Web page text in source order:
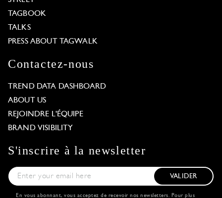
TAGBOOK
TALKS
PRESS ABOUT TAGWALK
Contactez-nous
TREND DATA DASHBOARD
ABOUT US
REJOINDRE L'ÉQUIPE
BRAND VISIBILITY
S'inscrire à la newsletter
VALIDER
En vous abonnant, vous acceptez de recevoir nos newsletters. Pour plus